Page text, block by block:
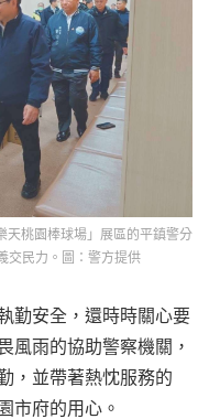
天桃園棒球場」展區的平鎮警分
交民力。圖：警方提供
勤安全，還時時關心要
風雨的協助警察機關，
，並帶著熱忱服務的
市府的用心。